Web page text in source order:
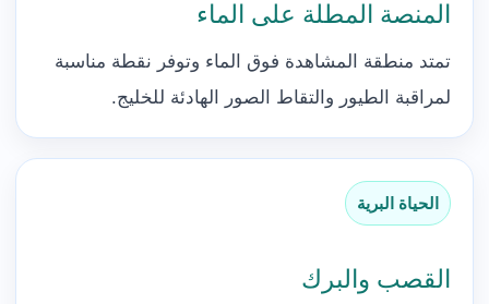
المنصة المطلة على الماء
تمتد منطقة المشاهدة فوق الماء وتوفر نقطة مناسبة
لمراقبة الطيور والتقاط الصور الهادئة للخليج.
الحياة البرية
القصب والبرك